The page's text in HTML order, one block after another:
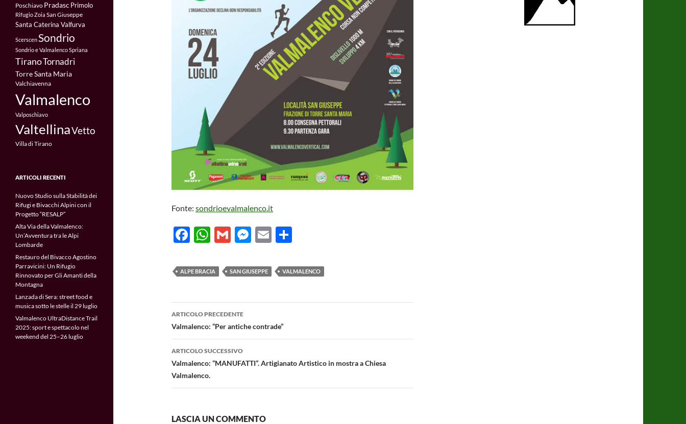
Fonte: sondrioevalmalenco.it
F
e
b
o
o
k
W
at
s
A
p
p
G
ail
M
se
n
g
E
ail n
di
vi
ALPE BRACIA SAN GIUSEPPE VALMALENCO
Navigazione
articolo
ARTICOLO PRECEDENTE
Valmalenco: “Per antiche contrade”
ARTICOLO SUCCESSIVO
Valmalenco: “MANUFATTI”. Artigianato Artistico in mostra a Chiesa
Valmalenco.
LASCIA UN COMMENTO
Poschiavo Pradasc Primolo
Rifugio Zoia San Giuseppe
Santa Caterina Valfurva
ScerscenSondrio
Sondrio e ValmalencoSpriana
TiranoTornadri
Torre Santa Maria
Valchiavenna
Valmalenco
Valposchiavo
ValtellinaVetto
Villa di Tirano
ARTICOLI RECENTI
Nuovo Studio sulla Stabilità dei
Rifugi e Bivacchi Alpini con il
Progetto “RESALP”
Alta Via della Valmalenco:
Un’Avventura tra le Alpi
Lombarde
Restauro del Bivacco Agostino
Parravicini: Un Rifugio
Rinnovato per Gli Amanti della
Montagna
Lanzada di Sera: street food e
musica sotto le stelle il 29 luglio
Valmalenco UltraDistance Trail
2025: sport e spettacolo nel
weekend del 25–26 luglio